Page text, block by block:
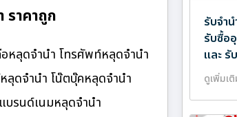
ราคาถูก
หลุดจำนำ โทรศัพท์หลุดจำนำ
ลุดจำนำ โน๊ตบุ๊คหลุดจำนำ
บรนด์เนมหลุดจำนำ
รับจำ
รับซื้อ
และ รั
ดูเพิ่มเ